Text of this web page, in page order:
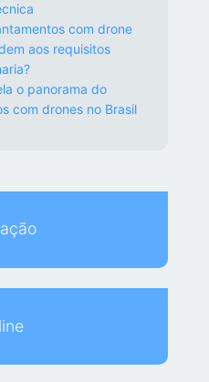
com drone
aos requisitos
o panorama do
com drones no Brasil